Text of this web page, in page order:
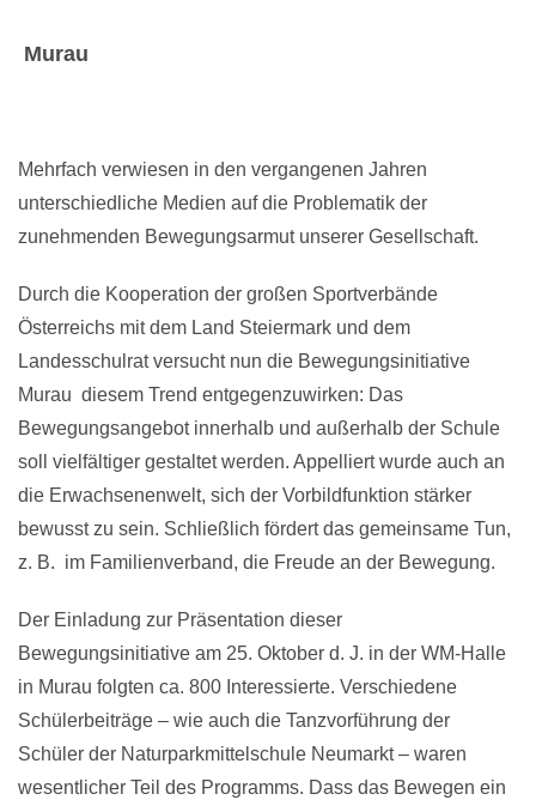
Murau
Mehrfach verwiesen in den vergangenen Jahren
unterschiedliche Medien auf die Problematik der
zunehmenden Bewegungsarmut unserer Gesellschaft.
Durch die Kooperation der großen Sportverbände
Österreichs mit dem Land Steiermark und dem
Landesschulrat versucht nun die Bewegungsinitiative
Murau diesem Trend entgegenzuwirken: Das
Bewegungsangebot innerhalb und außerhalb der Schule
soll vielfältiger gestaltet werden. Appelliert wurde auch an
die Erwachsenenwelt, sich der Vorbildfunktion stärker
bewusst zu sein. Schließlich fördert das gemeinsame Tun,
z. B. im Familienverband, die Freude an der Bewegung.
Der Einladung zur Präsentation dieser
Bewegungsinitiative am 25. Oktober d. J. in der WM-Halle
in Murau folgten ca. 800 Interessierte. Verschiedene
Schülerbeiträge – wie auch die Tanzvorführung der
Schüler der Naturparkmittelschule Neumarkt – waren
wesentlicher Teil des Programms. Dass das Bewegen ein